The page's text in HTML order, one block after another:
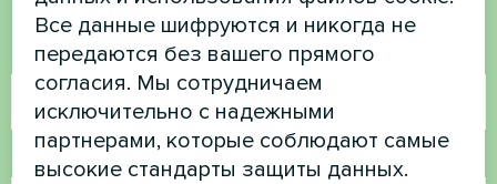
Имя
Номер телефона
Все данные шифруются и никогда не
передаются без вашего прямого
согласия. Мы сотрудничаем
исключительно с надежными
партнерами, которые соблюдают самые
высокие стандарты защиты данных.